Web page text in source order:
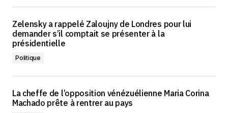
Zelensky a rappelé Zaloujny de Londres pour lui
demander s’il comptait se présenter à la
présidentielle
Politique
La cheffe de l’opposition vénézuélienne Maria Corina
Machado prête à rentrer au pays